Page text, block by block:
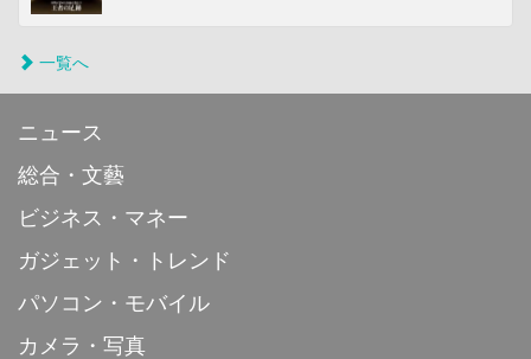
一覧へ
ニュース
総合・文藝
ビジネス・マネー
ガジェット・トレンド
パソコン・モバイル
カメラ・写真